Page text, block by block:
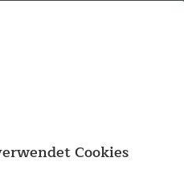
Cookies